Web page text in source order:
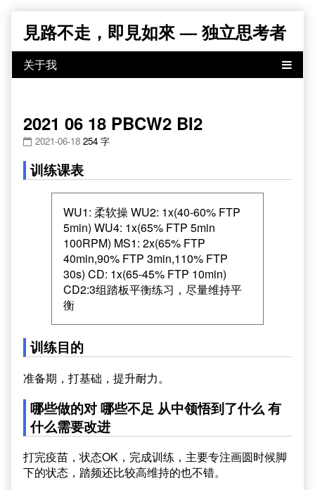
content
見路不走，即見如來 — 独立思考者
2021 06 18 PBCW2 BI2
2021-06-18 254 字
训练课表
WU1: 柔软操 WU2: 1x(40-60% FTP
5min) WU4: 1x(65% FTP 5min
100RPM) MS1: 2x(65% FTP
40min,90% FTP 3min,110% FTP
30s) CD: 1x(65-45% FTP 10min)
CD2:3组踏板平衡练习，尽量维持平
衡
训练目的
准备期，打基础，提升耐力。
哪些做的对 哪些不足 从中领悟到了什么 有
什么需要改进
打完疫苗，状态OK，完成训练，主要专注画圆时候脚
下的状态，踏频还比较高维持的也不错。